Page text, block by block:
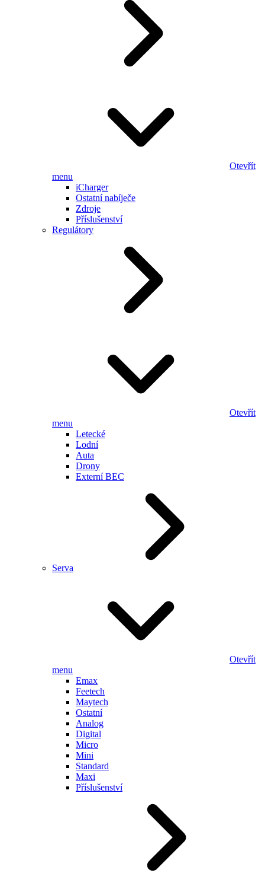
Otevřít
menu
iCharger
Ostatní nabíječe
Zdroje
Příslušenství
Regulátory
Otevřít
menu
Letecké
Lodní
Auta
Drony
Externí BEC
Serva
Otevřít
menu
Emax
Feetech
Maytech
Ostatní
Analog
Digital
Micro
Mini
Standard
Maxi
Příslušenství